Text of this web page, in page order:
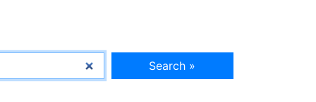
Search »